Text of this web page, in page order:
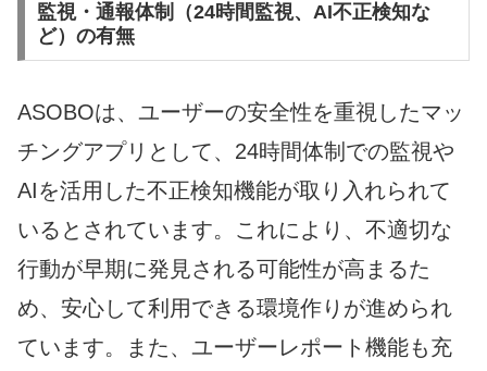
監視・通報体制（24時間監視、AI不正検知な
ど）の有無
ASOBOは、ユーザーの安全性を重視したマッ
チングアプリとして、24時間体制での監視や
AIを活用した不正検知機能が取り入れられて
いるとされています。これにより、不適切な
行動が早期に発見される可能性が高まるた
め、安心して利用できる環境作りが進められ
ています。また、ユーザーレポート機能も充